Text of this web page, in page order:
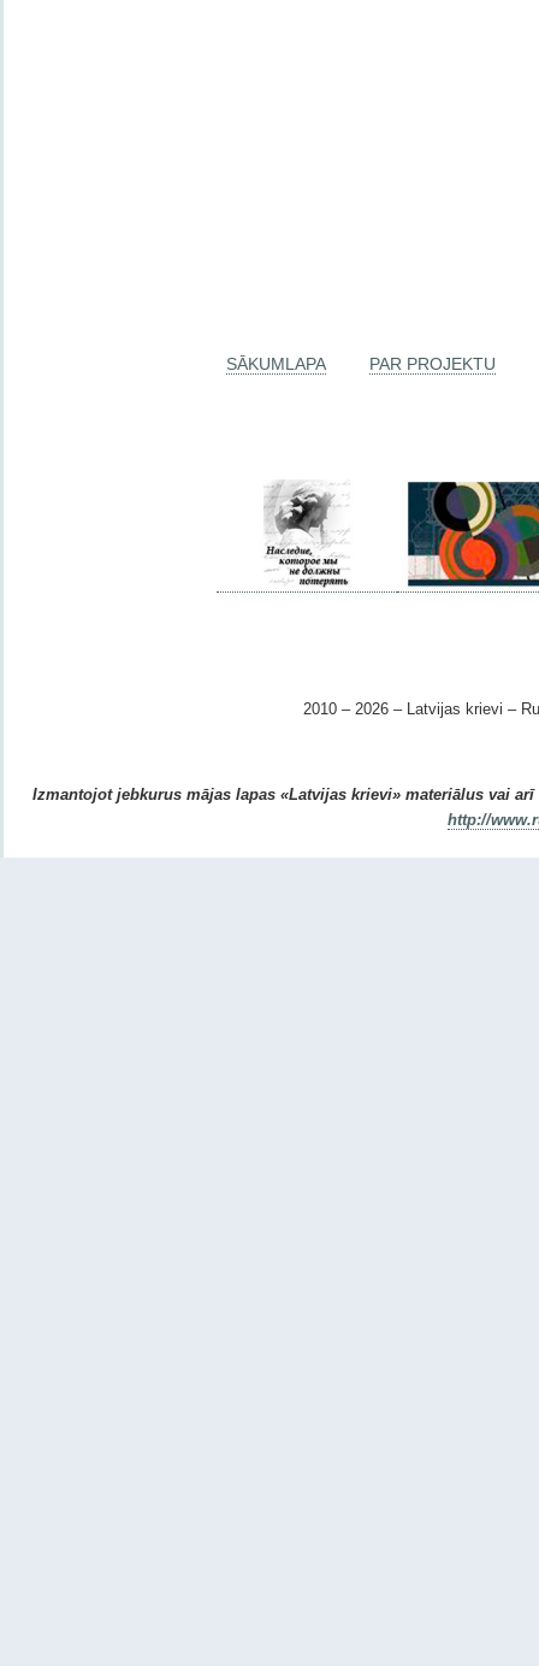
SĀKUMLAPA PAR PROJEKTU
2010 – 2026 – Latvijas krievi –
Izmantojot jebkurus mājas lapas «Latvijas krievi» materiālus vai
http://